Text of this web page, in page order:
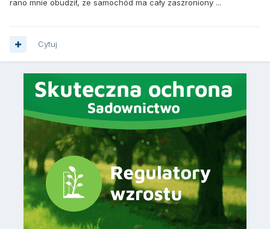
rano mnie obudził, ze samochód ma cały zaszroniony ...
Cytuj